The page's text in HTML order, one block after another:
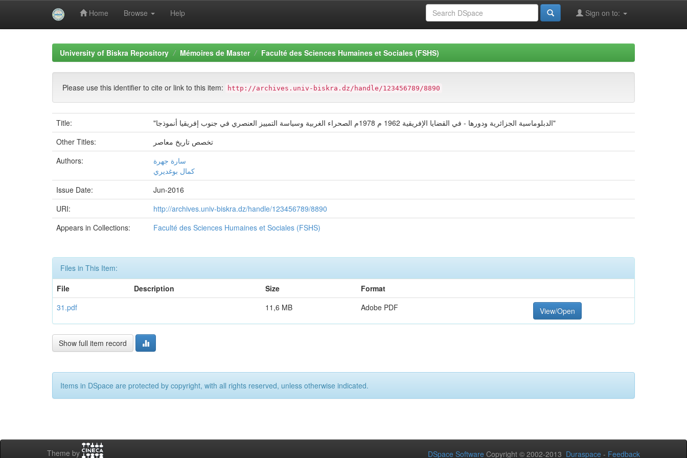
Home Browse Help Sign on to:
University of Biskra Repository Mémoires de Master Faculté des Sciences Humaines et Sociales (FSHS)
Please use this identifier to cite or link to this item: http://archives.univ-biskra.dz/handle/123456789/8890
Title:
"الدبلوماسية الجزائرية ودورها - في القضايا الإفريقية 1962 م 1978م الصحراء الغربية وسياسة التمييز العنصري في جنوب إفريقيا أنموذجا"
Other Titles:
تخصص تاريخ معاصر
Authors:
سارة جهرة
كمال بوغديري
Issue Date:
Jun-2016
URI:
http://archives.univ-biskra.dz/handle/123456789/8890
Appears in Collections:
Faculté des Sciences Humaines et Sociales (FSHS)
Files in This Item:
File
Description Size
Format
31.pdf
11,6 MB Adobe PDF View/Open
Show full item record
Items in DSpace are protected by copyright, with all rights reserved, unless otherwise indicated.
Theme by DSpace Software Copyright © 2002-2013 Duraspace - Feedback